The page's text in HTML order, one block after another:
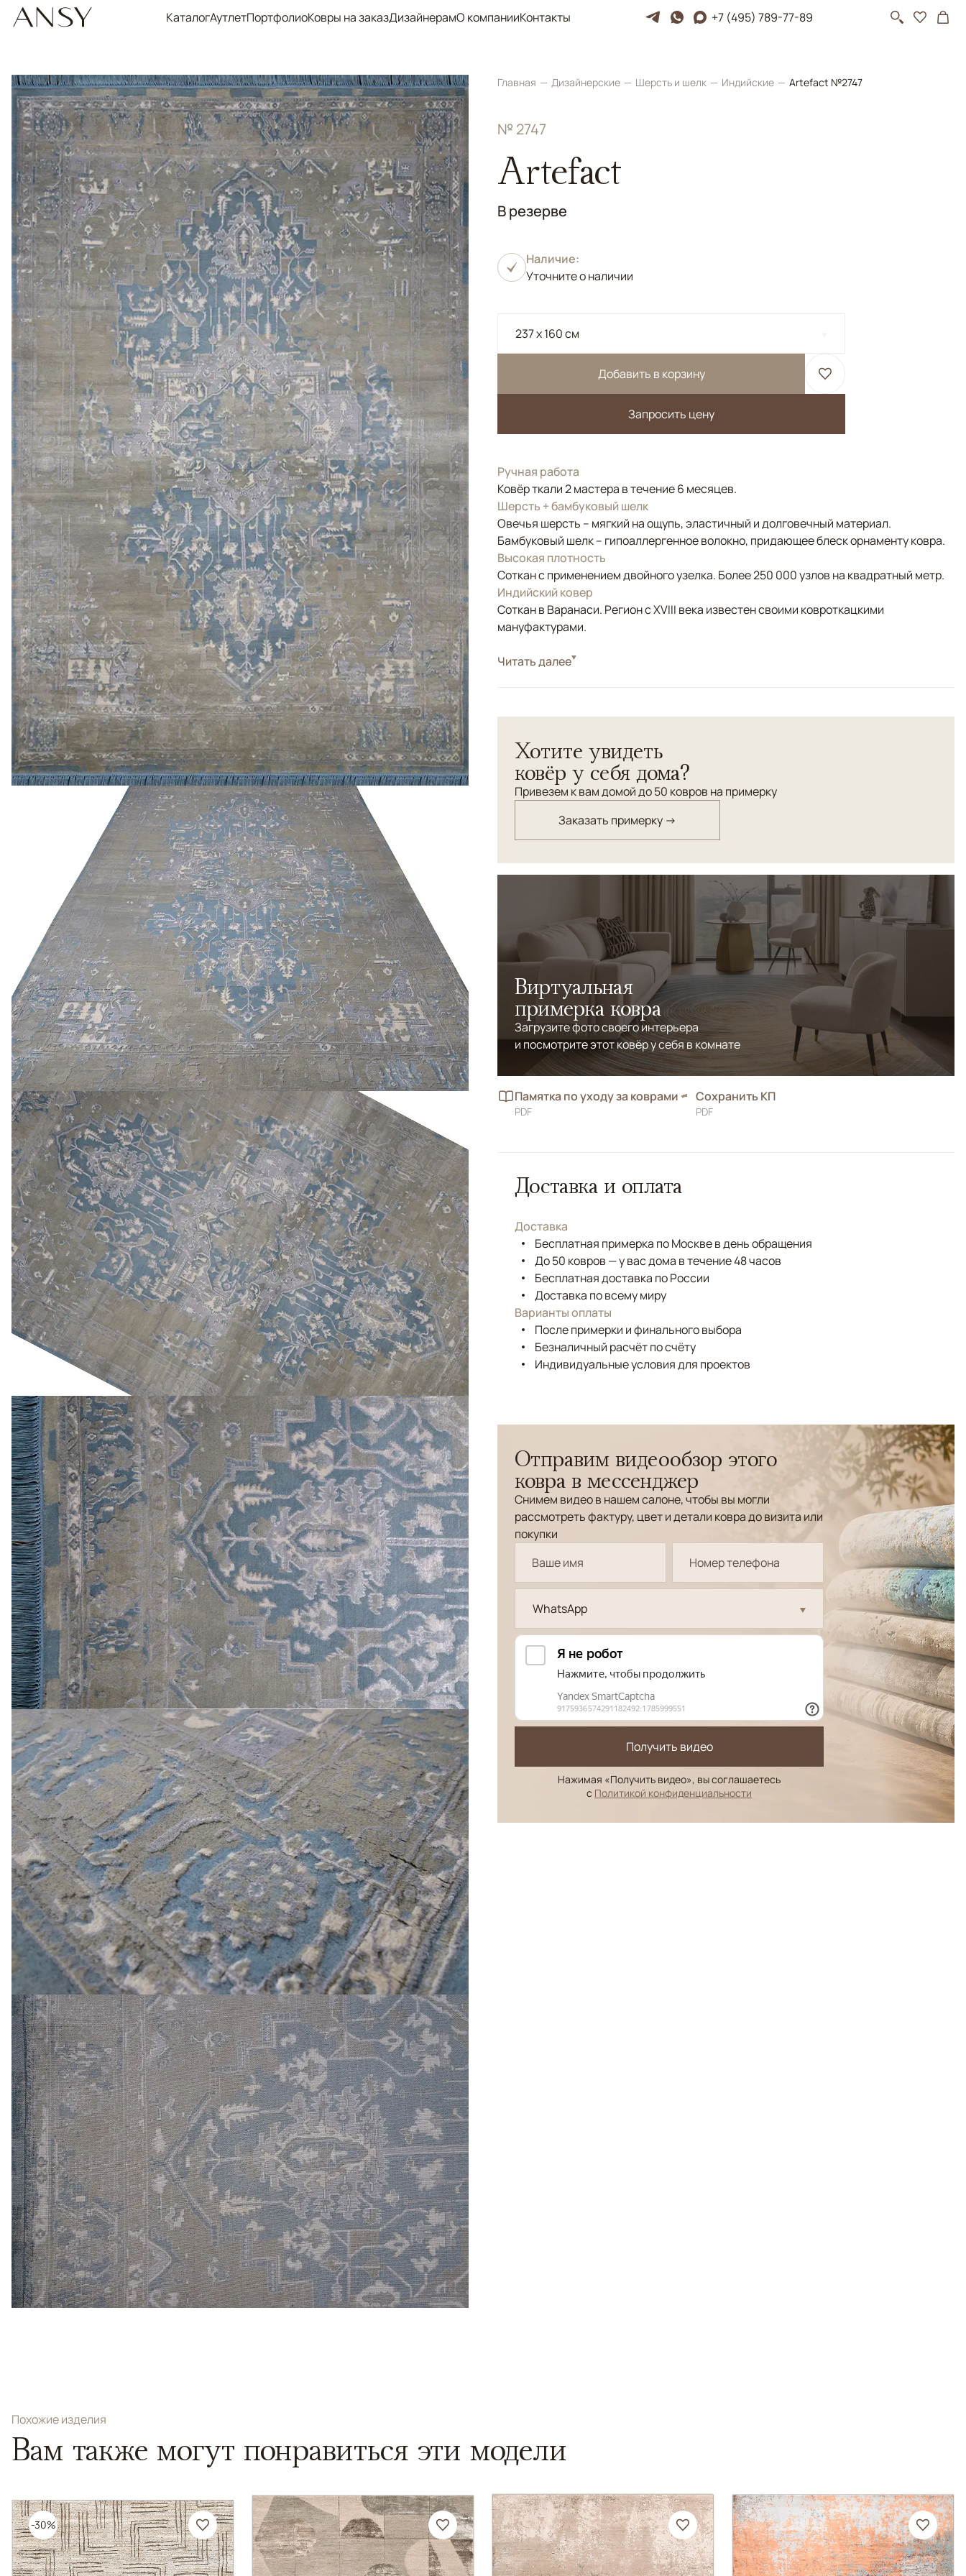
КаталогАутлетПортфолиоКовры на заказДизайнерамО компанииКонтакты +7 (495) 789-77-89
Главная Дизайнерские Шерсть и шелк Индийские Artefact №2747
№ 2747
Artefact
В резерве
Наличие:
Уточните о наличии
237 x 160 см
Добавить в корзину
Запросить цену
Ручная работа
Ковёр ткали 2 мастера в течение 6 месяцев.
Шерсть + бамбуковый шелк
Овечья шерсть – мягкий на ощупь, эластичный и долговечный материал.
Бамбуковый шелк – гипоаллергенное волокно, придающее блеск орнаменту ковра.
Высокая плотность
Соткан с применением двойного узелка. Более 250 000 узлов на квадратный метр.
Индийский ковер
Соткан в Варанаси. Регион с XVIII века известен своими ковроткацкими
мануфактурами.
СтильДизайнерские
шерсти и шелка.
Читать далее
Хотите увидеть
ковёр у себя дома?
Привезем к вам домой до 50 ковров на примерку
Заказать примерку →
Виртуальная
примерка ковра
Загрузите фото своего интерьера
и посмотрите этот ковёр у себя в комнате
Памятка по уходу за коврами
PDF
Сохранить КП
PDF
Доставка и оплата
Доставка
Бесплатная примерка по Москве в день обращения
До 50 ковров — у вас дома в течение 48 часов
Бесплатная доставка по России
Доставка по всему миру
Варианты оплаты
После примерки и финального выбора
Безналичный расчёт по счёту
Индивидуальные условия для проектов
Отправим видеообзор этого
ковра в мессенджер
Снимем видео в нашем салоне, чтобы вы могли
рассмотреть фактуру, цвет и детали ковра до визита или
покупки
WhatsApp
Получить видео
Нажимая «Получить видео», вы соглашаетесь
с Политикой конфиденциальности
Похожие изделия
Вам также могут понравиться эти модели
-30%